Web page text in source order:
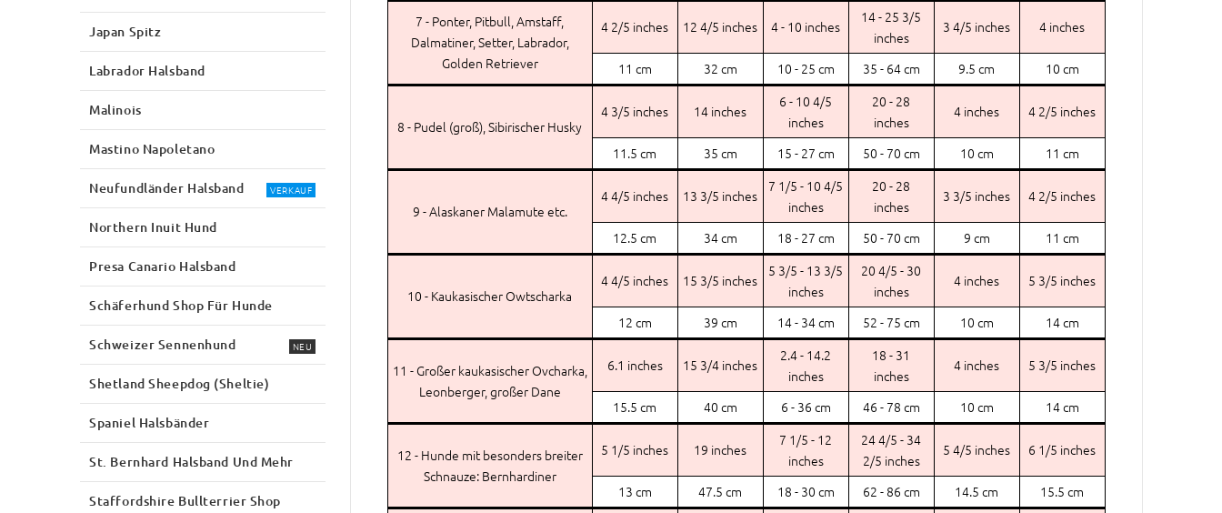
7 - Ponter, Pitbull, Amstaff,
Dalmatiner, Setter, Labrador,
Golden Retriever
4 2/5 inches 12 4/5 inches 4 - 10 inches
14 - 25 3/5
inches
3 4/5 inches 4 inches
11 cm 32 cm 10 - 25 cm 35 - 64 cm 9.5 cm 10 cm
8 - Pudel (groß), Sibirischer Husky
4 3/5 inches 14 inches
6 - 10 4/5
inches
20 - 28
inches
4 inches 4 2/5 inches
11.5 cm 35 cm 15 - 27 cm 50 - 70 cm 10 cm 11 cm
9 - Alaskaner Malamute etc.
4 4/5 inches 13 3/5 inches
7 1/5 - 10 4/5
inches
20 - 28
inches
3 3/5 inches 4 2/5 inches
12.5 cm 34 cm 18 - 27 cm 50 - 70 cm 9 cm 11 cm
10 - Kaukasischer Owtscharka
4 4/5 inches 15 3/5 inches
5 3/5 - 13 3/5
inches
20 4/5 - 30
inches
4 inches 5 3/5 inches
12 cm 39 cm 14 - 34 cm 52 - 75 cm 10 cm 14 cm
11 - Großer kaukasischer Ovcharka,
Leonberger, großer Dane
6.1 inches 15 3/4 inches
2.4 - 14.2
inches
18 - 31
inches
4 inches 5 3/5 inches
15.5 cm 40 cm 6 - 36 cm 46 - 78 cm 10 cm 14 cm
12 - Hunde mit besonders breiter
Schnauze: Bernhardiner
5 1/5 inches 19 inches
7 1/5 - 12
inches
24 4/5 - 34
2/5 inches
5 4/5 inches 6 1/5 inches
13 cm 47.5 cm 18 - 30 cm 62 - 86 cm 14.5 cm 15.5 cm
Japan Spitz
Labrador Halsband
Malinois
Mastino Napoletano
Neufundländer Halsband VERKAUF
Northern Inuit Hund
Presa Canario Halsband
Schäferhund Shop Für Hunde
Schweizer Sennenhund NEU
Shetland Sheepdog (Sheltie)
Spaniel Halsbänder
St. Bernhard Halsband Und Mehr
Staffordshire Bullterrier Shop